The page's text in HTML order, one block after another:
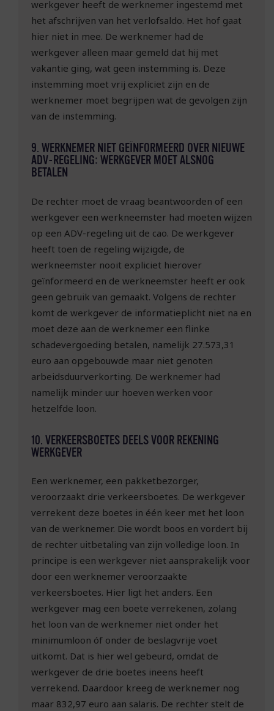
werkgever heeft de werknemer ingestemd met
het afschrijven van het verlofsaldo. Het hof gaat
hier niet in mee. De werknemer had de
werkgever alleen maar gemeld dat hij met
vakantie ging, wat geen instemming is. Deze
instemming moet vrij expliciet zijn en de
werknemer moet begrijpen wat de gevolgen zijn
van de instemming.
9. WERKNEMER NIET GEÏNFORMEERD OVER NIEUWE
ADV-REGELING: WERKGEVER MOET ALSNOG
BETALEN
De rechter moet de vraag beantwoorden of een
werkgever een werkneemster had moeten wijzen
op een ADV-regeling uit de cao. De werkgever
heeft toen de regeling wijzigde, de
werkneemster nooit expliciet hierover
geïnformeerd en de werkneemster heeft er ook
geen gebruik van gemaakt. Volgens de rechter
komt de werkgever de informatieplicht niet na en
moet deze aan de werknemer een flinke
schadevergoeding betalen, namelijk 27.573,31
euro aan opgebouwde maar niet genoten
arbeidsduurverkorting. De werknemer had
namelijk minder uur hoeven werken voor
hetzelfde loon.
10. VERKEERSBOETES DEELS VOOR REKENING
WERKGEVER
Een werknemer, een pakketbezorger,
veroorzaakt drie verkeersboetes. De werkgever
verrekent deze boetes in één keer met het loon
van de werknemer. Die wordt boos en vordert bij
de rechter uitbetaling van zijn volledige loon. In
principe is een werkgever niet aansprakelijk voor
door een werknemer veroorzaakte
verkeersboetes. Hier ligt het anders. Een
werkgever mag een boete verrekenen, zolang
het loon van de werknemer niet onder het
minimumloon óf onder de beslagvrije voet
uitkomt. Dat is hier wel gebeurd, omdat de
werkgever de drie boetes ineens heeft
verrekend. Daardoor kreeg de werknemer nog
maar 832,97 euro aan salaris. De rechter stelt de